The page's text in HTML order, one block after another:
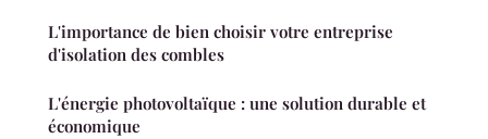
L'importance de bien choisir votre entreprise
d'isolation des combles
L'énergie photovoltaïque : une solution durable et
économique